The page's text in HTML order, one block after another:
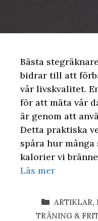
Bästa
bidrar till att
vår livskvalitet.
för att mäta vår
är genom att
Detta praktiska
spåra hur
kalorier vi
Läs mer
ARTIKLAR,
TRÄNING &